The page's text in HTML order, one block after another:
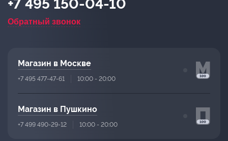
+7 495 150-04-10
Обратный звонок
Магазин в Москве
+7 495 477-47-61 10:00 - 20:00
Магазин в Пушкино
+7 499 490-29-12 10:00 - 20:00